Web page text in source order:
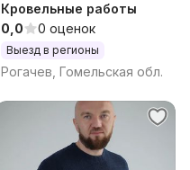
Кровельные работы
0,0
0 оценок
Выезд в регионы
Рогачев, Гомельская обл.